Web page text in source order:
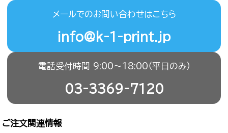
メールでのお問い合わせはこちら
info@k-1-print.jp
電話受付時間 9:00〜18:00（平日のみ）
03-3369-7120
ご注文関連情報